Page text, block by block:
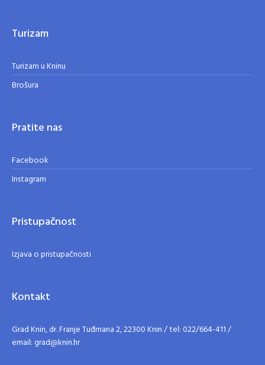
Turizam
Turizam u Kninu
Brošura
Pratite nas
Facebook
Instagram
Pristupačnost
Izjava o pristupačnosti
Kontakt
Grad Knin, dr. Franje Tuđmana 2, 22300 Knin / tel: 022/664-411 /
email: grad@knin.hr